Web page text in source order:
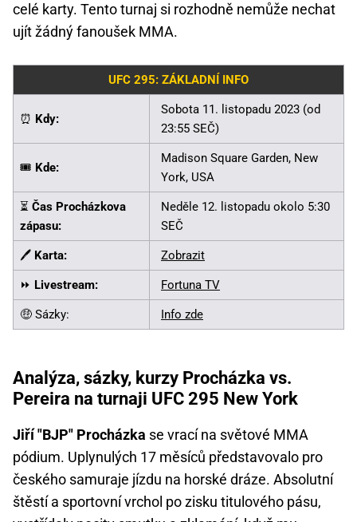
celé karty. Tento turnaj si rozhodně nemůže nechat
ujít žádný fanoušek MMA.
UFC 295: ZÁKLADNÍ INFO
⏰ Kdy:
Sobota 11. listopadu 2023 (od
23:55 SEČ)
🎟️ Kde:
Madison Square Garden, New
York, USA
⏳ Čas Procházkova
zápasu:
Neděle 12. listopadu okolo 5:30
SEČ
🖊️ Karta: Zobrazit
⏩ Livestream: Fortuna TV
🤑 Sázky: Info zde
Analýza, sázky, kurzy Procházka vs.
Pereira na turnaji UFC 295 New York
Jiří "BJP" Procházka se vrací na světové MMA
pódium. Uplynulých 17 měsíců představovalo pro
českého samuraje jízdu na horské dráze. Absolutní
štěstí a sportovní vrchol po zisku titulového pásu,